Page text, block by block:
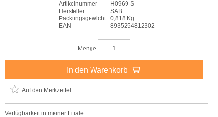
Artikelnummer
H0969-S
Hersteller
SAB
Packungsgewicht
0,818 Kg
EAN
8935254812302
Menge
In den Warenkorb
Auf den Merkzettel
Verfügbarkeit in meiner Filiale